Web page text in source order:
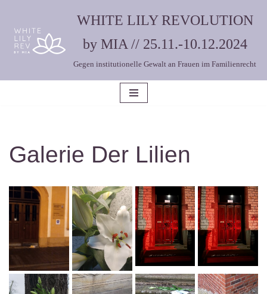
Zum
Inhalt
WHITE LILY REVOLUTION
by MIA // 25.11.-10.12.2024
Gegen institutionelle Gewalt an Frauen im Familienrecht
Galerie Der Lilien